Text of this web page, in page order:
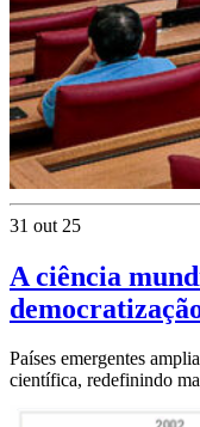
31 out 25
A ciência
Países emergentes
científica, redefinindo